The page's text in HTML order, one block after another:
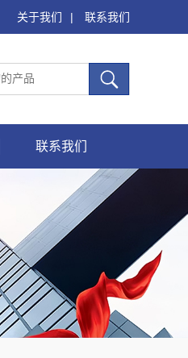
关于我们 | 联系我们
联系我们